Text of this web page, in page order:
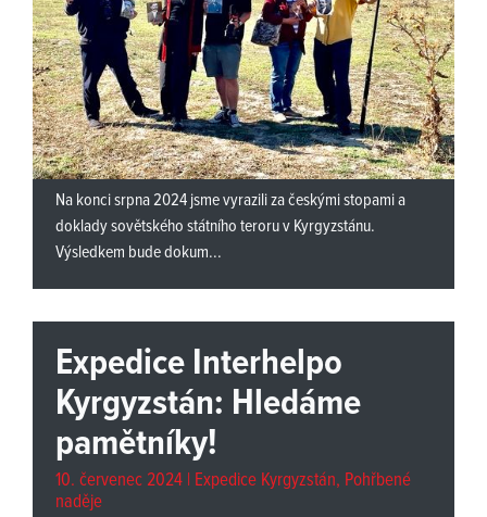
Na konci srpna 2024 jsme vyrazili za českými stopami a
doklady sovětského státního teroru v Kyrgyzstánu.
Výsledkem bude dokum...
Expedice Interhelpo
Kyrgyzstán: Hledáme
pamětníky!
10. červenec 2024 | Expedice Kyrgyzstán, Pohřbené
naděje